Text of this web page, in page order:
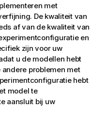
met
De kwaliteit van
af van de kwaliteit van
en
zijn voor uw
u de modellen hebt
problemen met
hebt
model te
aansluit bij uw